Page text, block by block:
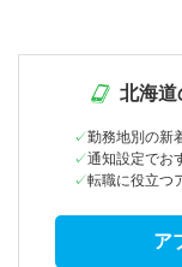
北海道
勤務地別の新
通知設定でお
転職に役立つ
ア